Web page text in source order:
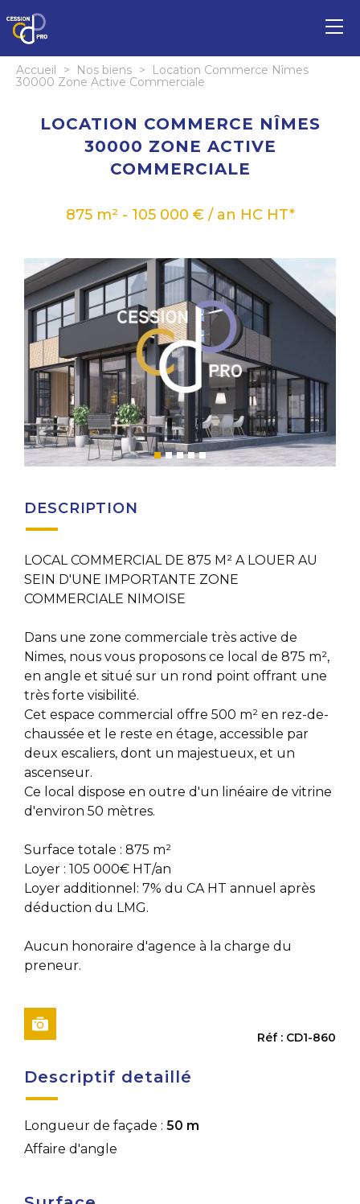
Accueil > Nos biens >
Location Commerce Nîmes
30000 Zone Active Commerciale
LOCATION COMMERCE NÎMES
30000 ZONE ACTIVE
COMMERCIALE
875 m² - 105 000 € / an HC HT*
DESCRIPTION
LOCAL COMMERCIAL DE 875 M² A LOUER AU
SEIN D'UNE IMPORTANTE ZONE
COMMERCIALE NIMOISE
Dans une zone commerciale très active de
Nimes, nous vous proposons ce local de 875 m²,
en angle et situé sur un rond point offrant une
très forte visibilité.
Cet espace commercial offre 500 m² en rez-de-
chaussée et le reste en étage, accessible par
deux escaliers, dont un majestueux, et un
ascenseur.
Ce local dispose en outre d'un linéaire de vitrine
d'environ 50 mètres.
Surface totale : 875 m²
Loyer : 105 000€ HT/an
Loyer additionnel: 7% du CA HT annuel après
déduction du LMG.
Aucun honoraire d'agence à la charge du
preneur.
Réf : CD1-860
Descriptif detaillé
Longueur de façade : 50 m
Affaire d'angle